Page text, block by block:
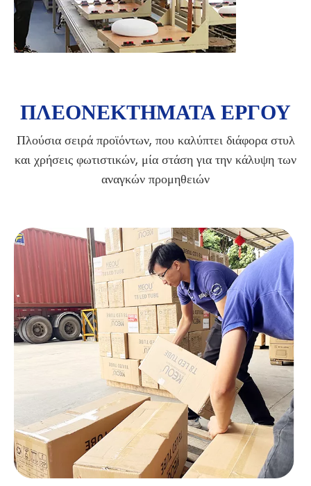
ΠΛΕΟΝΕΚΤΗΜΑΤΑ ΕΡΓΟΥ
Πλούσια σειρά προϊόντων, που καλύπτει διάφορα στυλ
και χρήσεις φωτιστικών, μία στάση για την κάλυψη των
αναγκών προμηθειών